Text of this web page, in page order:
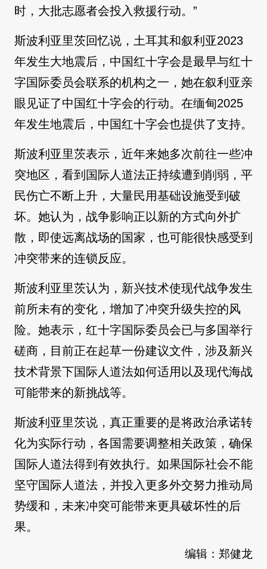
时，大批志愿者会投入救援行动。”
斯波利亚里茨回忆说，土耳其和叙利亚2023
年发生大地震后，中国红十字会是最早与红十
字国际委员会联系的机构之一，她在叙利亚亲
眼见证了中国红十字会的行动。在缅甸2025
年发生地震后，中国红十字会也提供了支持。
斯波利亚里茨表示，近年来她多次前往一些冲
突地区，看到国际人道法正持续遭到削弱，平
民伤亡不断上升，大量民用基础设施受到破
坏。她认为，战争影响正以新的方式向外扩
散，即使远离战场的国家，也可能很快感受到
冲突带来的连锁反应。
斯波利亚里茨认为，新兴技术使现代战争发生
前所未有的变化，增加了冲突升级失控的风
险。她表示，红十字国际委员会已与多国举行
磋商，目前正在起草一份建议文件，涉及新兴
技术背景下国际人道法如何适用以及现代海战
可能带来的新挑战等。
斯波利亚里茨说，真正重要的是将政治承诺转
化为实际行动，各国需要调整相关政策，确保
国际人道法得到有效执行。如果国际社会不能
坚守国际人道法，并投入更多外交努力推动局
势缓和，未来冲突可能带来更具破坏性的后
果。
编辑：郑健龙